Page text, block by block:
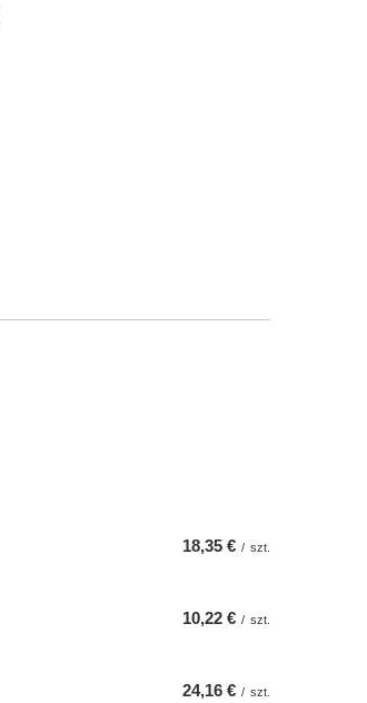
18,35 € / szt.
10,22 € / szt.
24,16 € / szt.